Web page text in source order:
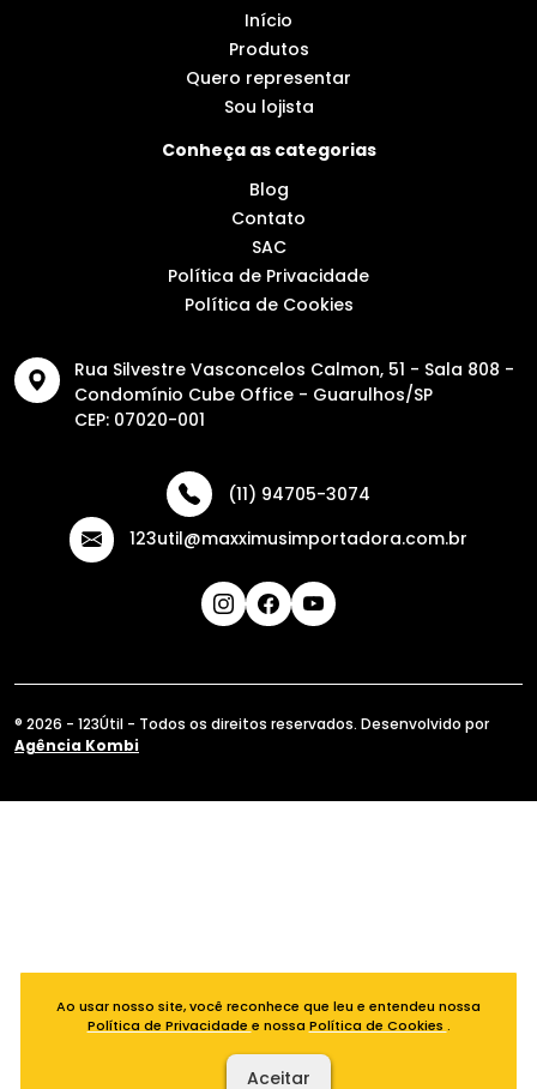
Início
Produtos
Quero representar
Sou lojista
Conheça as categorias
Blog
Contato
SAC
Política de Privacidade
Política de Cookies
Rua Silvestre Vasconcelos Calmon, 51 - Sala 808 -
Condomínio Cube Office - Guarulhos/SP
CEP: 07020-001
(11) 94705-3074
123util@maxximusimportadora.com.br
® 2026 - 123Útil - Todos os direitos reservados. Desenvolvido por
Agência Kombi
Ao usar nosso site, você reconhece que leu e entendeu nossa
Política de Privacidade e nossa Política de Cookies .
Aceitar